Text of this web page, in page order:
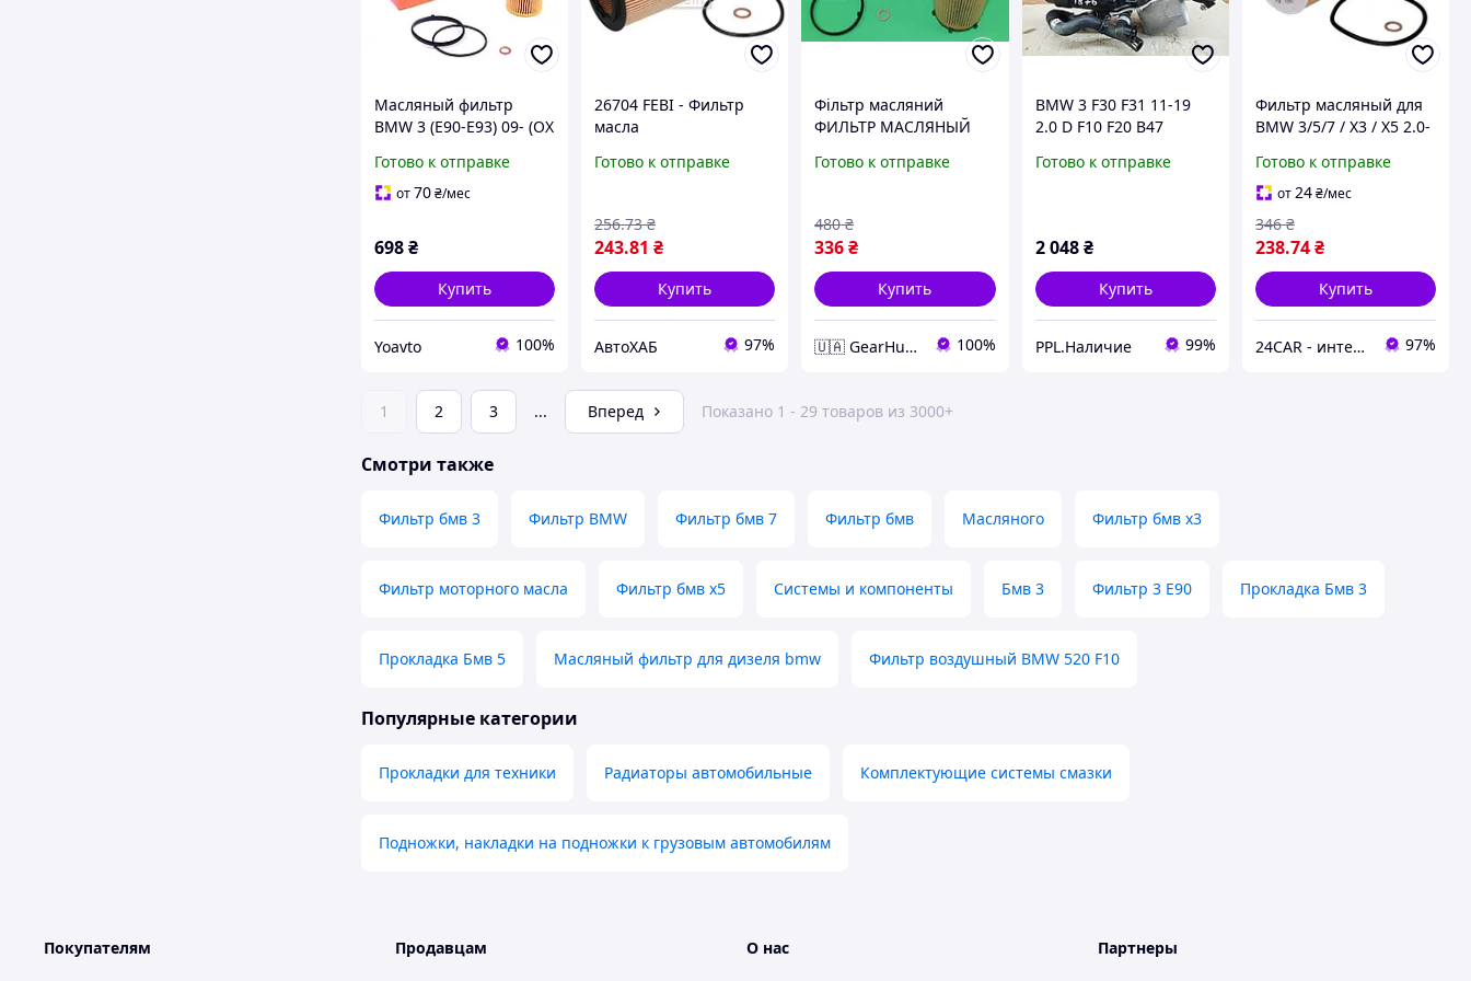
Масляный фильтр
BMW 3 (E90-E93) 09- (OX
Готово к отправке
от70₴/мес
698₴
Купить
Yoavto 100%
26704 FEBI - Фильтр
масла
Готово к отправке
243.81 ₴
256.73 ₴
Купить
АвтоХАБ 97%
Фільтр масляний
ФИЛЬТР МАСЛЯНЫЙ
(F10) 10-11. 7 (F01) 08-
Готово к отправке
336₴
480 ₴
Купить
🇺🇦 GearHub 🇺🇦 100%
BMW 3 F30 F31 11-19
2.0 D F10 F20 B47
фильтра 11428513963 \
Готово к отправке
2 048 ₴
Купить
PPL.Наличие 99%
Фильтр масляный для
BMW 3/5/7 / X3 / X5 2.0-
1457437003
Готово к отправке
от24₴/мес
238.74₴
346 ₴
Купить
24CAR - интернет магазин запчастей и аксессуаров 97%
1 2 3 ... Вперед Показано 1 - 29 товаров из 3000+
Смотри также
Фильтр бмв 3 Фильтр BMW Фильтр бмв 7 Фильтр бмв Масляного Фильтр бмв x3
Фильтр моторного масла Фильтр бмв x5 Системы и компоненты Бмв 3 Фильтр 3 E90 Прокладка Бмв 3
Прокладка Бмв 5 Масляный фильтр для дизеля bmw Фильтр воздушный BMW 520 F10
Популярные категории
Прокладки для техники Радиаторы автомобильные Комплектующие системы смазки
Подножки, накладки на подножки к грузовым автомобилям
Покупателям Продавцам О нас Партнеры